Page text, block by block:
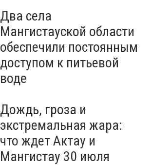
Два села
Мангистауской области
обеспечили постоянным
доступом к питьевой
воде
Дождь, гроза и
экстремальная жара:
что ждет Актау и
Мангистау 30 июля